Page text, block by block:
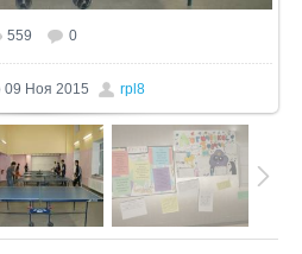
размере 1024x680
559 0
09 Ноя 2015 rpl8